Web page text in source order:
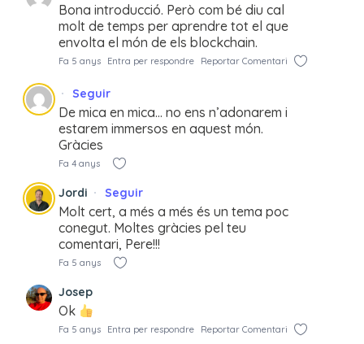
Bona introducció. Però com bé diu cal
molt de temps per aprendre tot el que
envolta el món de els blockchain.
Fa 5 anys Entra per respondre Reportar Comentari
Seguir
De mica en mica… no ens n’adonarem i
estarem immersos en aquest món.
Gràcies
Fa 4 anys
Jordi Seguir
Molt cert, a més a més és un tema poc
conegut. Moltes gràcies pel teu
comentari, Pere!!!
Fa 5 anys
Josep
Ok
Fa 5 anys Entra per respondre Reportar Comentari